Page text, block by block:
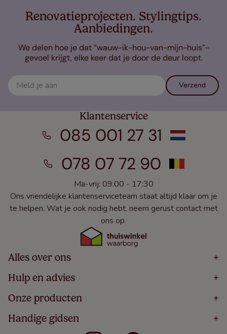
Renovatieprojecten. Stylingtips.
Aanbiedingen.
We delen hoe je dat “wauw-ik-hou-van-mijn-huis”-
gevoel krijgt, elke keer dat je door de deur loopt.
Verzend
Klantenservice
085 001 27 31
078 07 72 90
Ma-vrij: 09:00 - 17:30
Ons vriendelijke klantenserviceteam staat altijd klaar om je
te helpen. Wat je ook nodig hebt, neem gerust contact met
ons op.
Alles over ons +
Home
Over
Bestellen
Winacties
Hulp en advies +
Volg Je Bestelling
Levering
5 Jaar Garantie
Algemene Voorwaarden
Onze producten +
Houten Jaloezieën
Rolgordijnen
Handige gidsen +